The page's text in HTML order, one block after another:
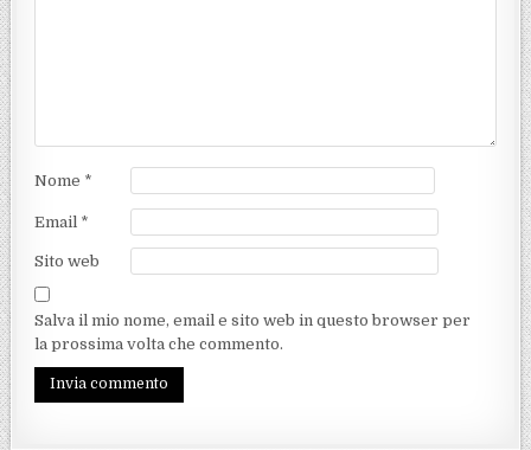
Nome *
Email *
Sito web
Salva il mio nome, email e sito web in questo browser per
la prossima volta che commento.